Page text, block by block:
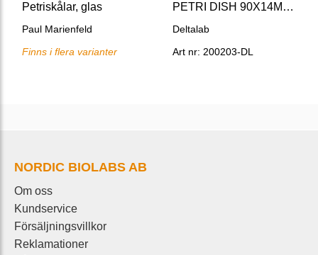
Petriskålar, glas
Paul Marienfeld
Finns i flera varianter
PETRI DISH 90X14MM 3 COMP, PP ASEPTIC (20/BAG) 500/PACK
Deltalab
Art nr: 200203-DL
NORDIC BIOLABS AB
Om oss
Kundservice
Försäljningsvillkor
Reklamationer